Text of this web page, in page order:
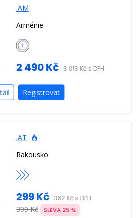
.AM
Arménie
2 490 Kč 3 013 Kč s DPH
Registrovat
.AT
Rakousko
299 Kč 362 Kč s DPH
399 Kč SLEVA 25 %